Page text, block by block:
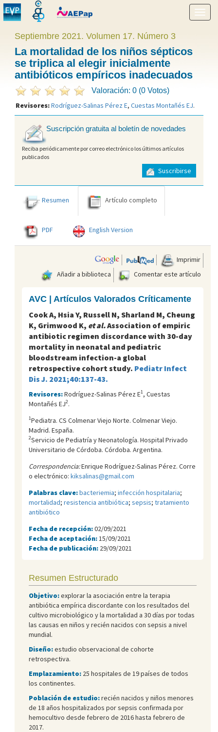
menú
Septiembre 2021. Volumen 17. Número 3
La mortalidad de los niños sépticos
se triplica al elegir inicialmente
antibióticos empíricos inadecuados
Valoración: 0 (0 Votos)
Revisores:Rodríguez-Salinas Pérez E, Cuestas Montañés EJ.
Suscripción gratuita al boletín de novedades
Reciba periódicamente por correo electrónico los últimos artículos
publicados
Suscribirse
Resumen Artículo completo
PDF English Version
Imprimir
Añadir a biblioteca
Comentar este artículo
AVC | Artículos Valorados Críticamente
Cook A, Hsia Y, Russell N, Sharland M, Cheung
K, Grimwood K, et al.Association of empiric
antibiotic regimen discordance with 30-day
mortality in neonatal and pediatric
bloodstream infection-a global
retrospective cohort study. Pediatr Infect
Dis J. 2021;40:137-43.
Revisores:Rodríguez-Salinas Pérez E1, Cuestas
Montañés EJ2.
1Pediatra. CS Colmenar Viejo Norte. Colmenar Viejo.
Madrid. España.
2Servicio de Pediatría y Neonatología. Hospital Privado
Universitario de Córdoba. Córdoba. Argentina.
Correspondencia:Enrique Rodríguez-Salinas Pérez. Corre
o electrónico: kiksalinas@gmail.com
Palabras clave:bacteriemia; infección hospitalaria;
mortalidad; resistencia antibiótica; sepsis; tratamiento
antibiótico
Fecha de recepción:02/09/2021
Fecha de aceptación: 15/09/2021
Fecha de publicación: 29/09/2021
Resumen Estructurado
Objetivo:explorar la asociación entre la terapia
antibiótica empírica discordante con los resultados del
cultivo microbiológico y la mortalidad a 30 días por todas
las causas en niños y recién nacidos con sepsis a nivel
mundial.
Diseño:estudio observacional de cohorte
retrospectiva.
Emplazamiento: 25 hospitales de 19 países de todos
los continentes.
Población de estudio:recién nacidos y niños menores
de 18 años hospitalizados por sepsis confirmada por
hemocultivo desde febrero de 2016 hasta febrero de
2017.